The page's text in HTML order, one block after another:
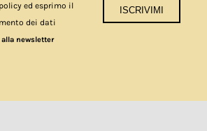
ed esprimo il
dei dati
newsletter